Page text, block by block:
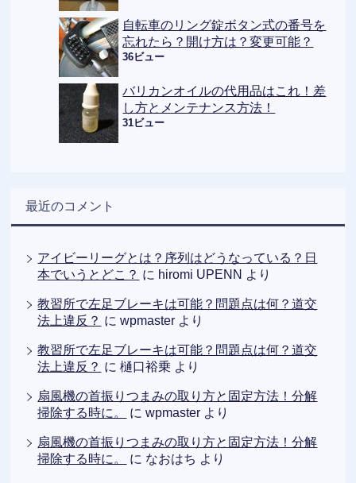
自転車のリング錠ボタン式の番号を
忘れたら？開け方は？変更可能？
36ビュー
バリカンオイルの代用品はこれ！差
し方とメンテナンス方法！
31ビュー
最近のコメント
アイビーリーグとは？序列はどうなっている？日
本でいうとどこ？ に hiromi UPENN より
教習所で左足ブレーキは可能？問題点は何？道交
法上違反？ にwpmaster より
教習所で左足ブレーキは可能？問題点は何？道交
法上違反？ に樋口裕乗 より
扇風機の首振りつまみの取り方と固定方法！分解
掃除する時に。
にwpmaster より
扇風機の首振りつまみの取り方と固定方法！分解
掃除する時に。
に なおはち より